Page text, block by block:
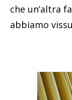
che un’altra
abbiamo